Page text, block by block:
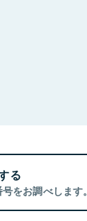
る
をお調べします。